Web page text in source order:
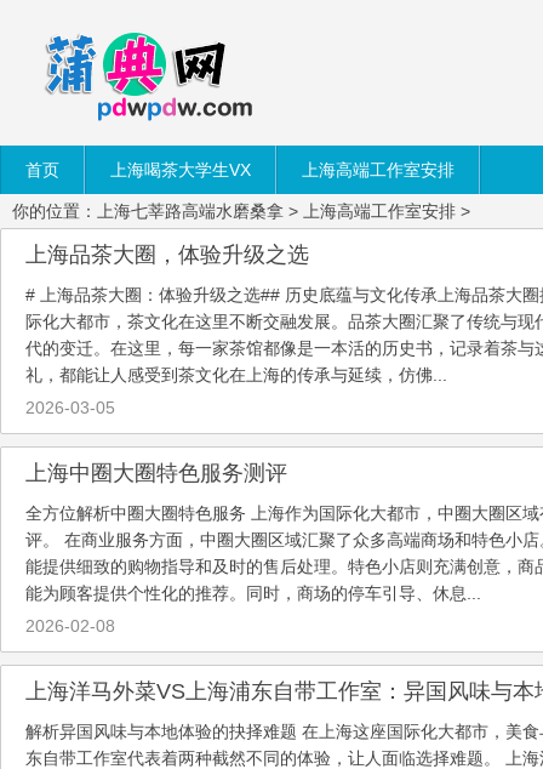
首页 上海喝茶大学生VX 上海高端工作室安排
你的位置： 上海七莘路高端水磨桑拿 > 上海高端工作室安排 >
上海品茶大圈，体验升级之选
# 上海品茶大圈：体验升级之选## 历史底蕴与文化传承上海品茶大
际化大都市，茶文化在这里不断交融发展。品茶大圈汇聚了传统与
代的变迁。在这里，每一家茶馆都像是一本活的历史书，记录着茶
礼，都能让人感受到茶文化在上海的传承与延续，仿佛...
2026-03-05
上海中圈大圈特色服务测评
全方位解析中圈大圈特色服务 上海作为国际化大都市，中圈大圈区
评。 在商业服务方面，中圈大圈区域汇聚了众多高端商场和特色小
能提供细致的购物指导和及时的售后处理。特色小店则充满创意，
能为顾客提供个性化的推荐。同时，商场的停车引导、休息...
2026-02-08
上海洋马外菜VS上海浦东自带工作室：异国风味与本
解析异国风味与本地体验的抉择难题 在上海这座国际化大都市，美
东自带工作室代表着两种截然不同的体验，让人面临选择难题。 上